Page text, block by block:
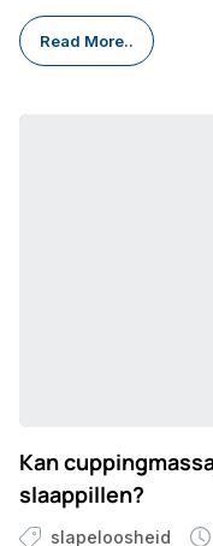
Read More..
Kan
slaappillen?
slapeloosheid